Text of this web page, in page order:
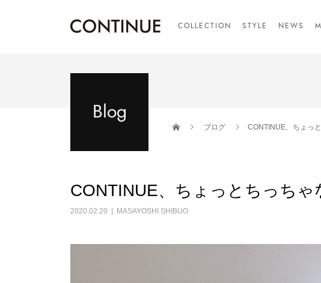
COLLECTION STYLE NEWS
Blog
ブログ CONTINUE、ちょっ
CONTINUE、ちょっとちっちゃ
2020.02.20 MASAYOSHI SHIBUO